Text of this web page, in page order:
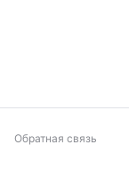
Обратная связь